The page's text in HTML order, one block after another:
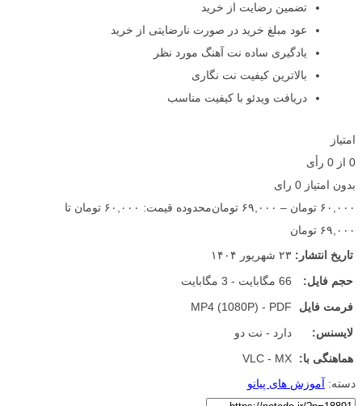
تضمین رضایت از خرید
عود مبلغ خرید در صورت نارضایتی از خرید
یادگیری ساده نت آهنگ مورد نظر
بالاترین کیفیت نت نگاری
دریافت ویدئو با کیفیت مناسب
امتیاز
0 از 0 رأی
بدون امتیاز 0 رای
۶۰,۰۰۰ تومان – ۶۹,۰۰۰ تومان
محدوده قیمت: ۶۰,۰۰۰ تومان تا
۶۹,۰۰۰ تومان
تاریخ انتشار: ۲۳ شهریور ۱۴۰۴
حجم فایل:
66 مگابایت - 3 مگابایت
فرمت فایل
MP4 (1080P) - PDF
لایسنس:
دارد - نت دو
هماهنگی با:
VLC - MX
دسته: آموزش های پیانو